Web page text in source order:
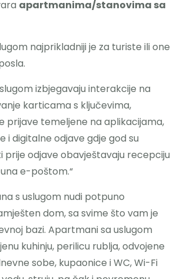
apartmanima/stanovima sa
najprikladniji je za turiste ili one
izbjegavaju interakcije na
karticama s ključevima,
prijave temeljene na aplikacijama,
i digitalne odjave gdje god su
prije odjave obavještavaju recepciju
e-poštom.“
s uslugom nudi potpuno
dom, sa svime što vam je
bazi. Apartmani sa uslugom
kuhinju, perilicu rublja, odvojene
sobe, kupaonice i WC, Wi-Fi